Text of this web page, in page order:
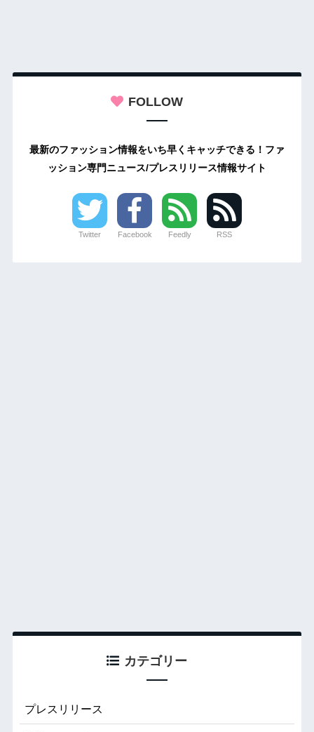
FOLLOW
最新のファッション情報をいち早くキャッチできる！ファ
ッション専門ニュース/プレスリリース情報サイト
Twitter Facebook Feedly RSS
カテゴリー
プレスリリース